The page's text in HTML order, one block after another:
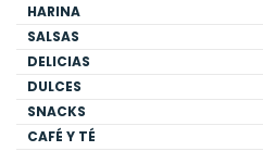
HARINA
SALSAS
DELICIAS
DULCES
SNACKS
CAFÉ Y TÉ